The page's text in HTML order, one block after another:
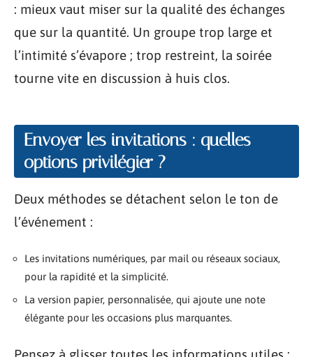
: mieux vaut miser sur la qualité des échanges
que sur la quantité. Un groupe trop large et
l’intimité s’évapore ; trop restreint, la soirée
tourne vite en discussion à huis clos.
Envoyer les invitations : quelles
options privilégier ?
Deux méthodes se détachent selon le ton de
l’événement :
Les invitations numériques, par mail ou réseaux sociaux,
pour la rapidité et la simplicité.
La version papier, personnalisée, qui ajoute une note
élégante pour les occasions plus marquantes.
Pensez à glisser toutes les informations utiles :